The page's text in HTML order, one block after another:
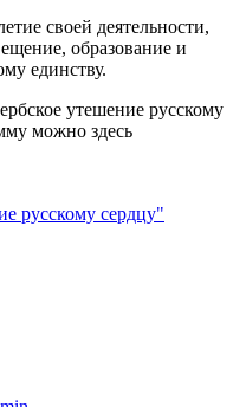
своей деятельности,
образование и
единству.
утешение русскому
можно здесь
русскому сердцу"